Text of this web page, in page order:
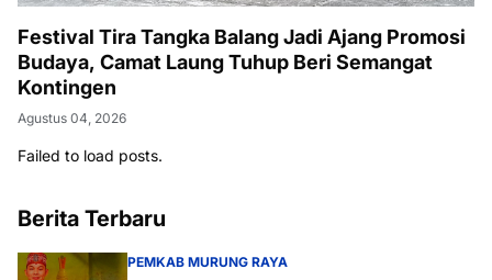
Festival Tira Tangka Balang Jadi Ajang Promosi
Budaya, Camat Laung Tuhup Beri Semangat
Kontingen
Agustus 04, 2026
Failed to load posts.
Berita Terbaru
PEMKAB MURUNG RAYA